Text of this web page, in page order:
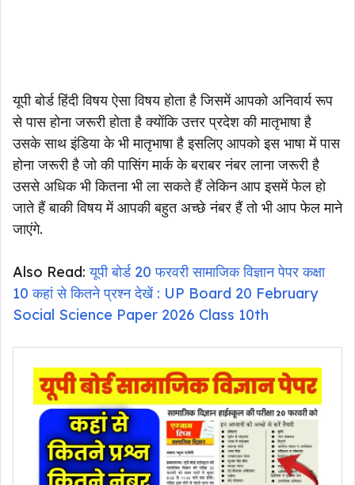
यूपी बोर्ड हिंदी विषय ऐसा विषय होता है जिसमें आपको अनिवार्य रूप
से पास होना जरूरी होता है क्योंकि उत्तर प्रदेश की मातृभाषा है
उसके साथ इंडिया के भी मातृभाषा है इसलिए आपको इस भाषा में पास
होना जरूरी है जो की पासिंग मार्क के बराबर नंबर लाना जरूरी है
उससे अधिक भी कितना भी ला सकते हैं लेकिन आप इसमें फेल हो
जाते हैं बाकी विषय में आपकी बहुत अच्छे नंबर हैं तो भी आप फेल माने
जाएंगे.
Also Read:यूपी बोर्ड 20 फरवरी सामाजिक विज्ञान पेपर कक्षा
10 कहां से कितने प्रश्न देखें : UP Board 20 February
Social Science Paper 2026 Class 10th